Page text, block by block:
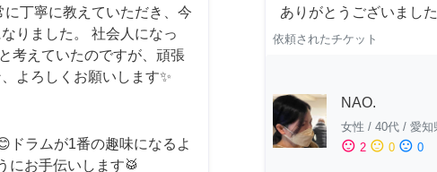
丁寧に教えていただき、今
りました。 社会人になっ
考えていたのですが、頑張
よろしくお願いします✨
ドラムが1番の趣味になるよ
にお手伝いします🥁
ありがとうございまし
依頼されたチケット
NAO.
女性 / 40代 / 愛知
sentiment_satisfied 2 sentiment_neutral 0 sentiment_dissatisfied 0